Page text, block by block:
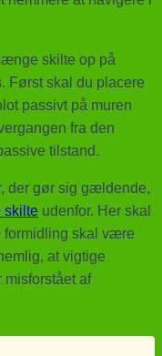
skilte op på
Først skal du placere
passivt på muren
fra den
tilstand.
der gør sig gældende,
skilte udenfor. Her skal
formidling skal være
at vigtige
misforstået af